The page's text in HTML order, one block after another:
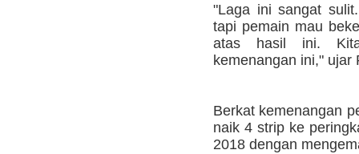
"Laga ini sangat
tapi pemain mau
atas hasil ini.
kemenangan ini," ujar
Berkat kemenangan
naik 4 strip ke
2018 dengan